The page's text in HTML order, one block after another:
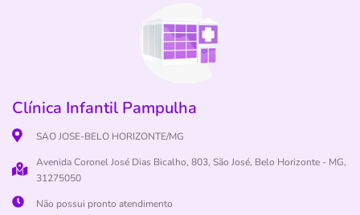
Clínica Infantil Pampulha
SAO JOSE-BELO HORIZONTE/MG
Avenida Coronel José Dias Bicalho, 803, São José, Belo Horizonte - MG,
31275050
Não possui pronto atendimento